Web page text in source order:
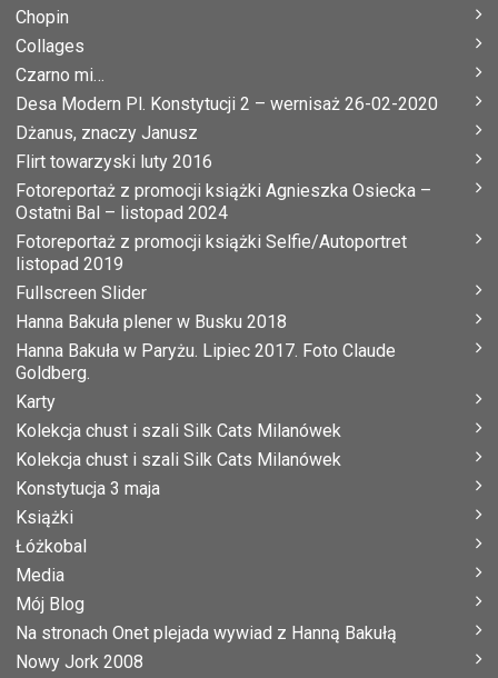
Chopin
Collages
Czarno mi…
Desa Modern Pl. Konstytucji 2 – wernisaż 26-02-2020
Dżanus, znaczy Janusz
Flirt towarzyski luty 2016
Fotoreportaż z promocji książki Agnieszka Osiecka –
Ostatni Bal – listopad 2024
Fotoreportaż z promocji książki Selfie/Autoportret
listopad 2019
Fullscreen Slider
Hanna Bakuła plener w Busku 2018
Hanna Bakuła w Paryżu. Lipiec 2017. Foto Claude
Goldberg.
Karty
Kolekcja chust i szali Silk Cats Milanówek
Kolekcja chust i szali Silk Cats Milanówek
Konstytucja 3 maja
Książki
Łóżkobal
Media
Mój Blog
Na stronach Onet plejada wywiad z Hanną Bakułą
Nowy Jork 2008